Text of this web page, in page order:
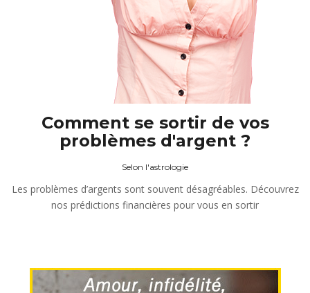
Comment se sortir de vos
problèmes d'argent ?
Selon l'astrologie
Les problèmes d’argents sont souvent désagréables. Découvrez
nos prédictions financières pour vous en sortir